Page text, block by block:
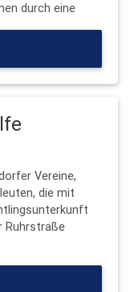
durch eine
Vereine,
die mit
Ruhrstraße